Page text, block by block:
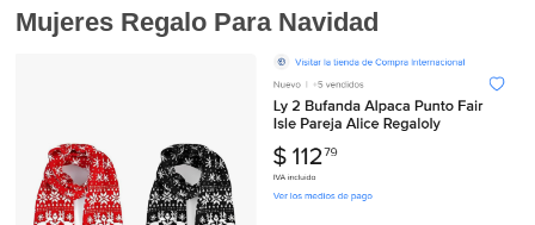
Mujeres Regalo Para Navidad